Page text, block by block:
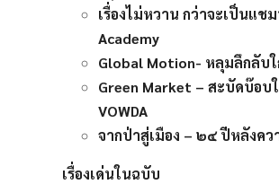
เรื่องไม่หวาน กว่าจะเป็นแ
Academy
Global Motion- หลุมลึกลับใ
Green Market – สะบัดบ๊อบ
VOWDA
จากป่าสู่เมือง – ๒๔ ปีหลังค
เรื่องเด่นในฉบับ